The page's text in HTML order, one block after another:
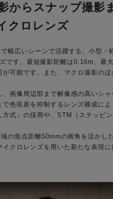
からスナップ撮影
クロレンズ
広いシーンで活躍する、小型・
す。最短撮影距離は0.16m、最
可能です。また、マクロ撮影の
画像周辺部まで解像感の高いシ
色収差を抑制するレンズ構成に
式」の採用や、STM（ステッピ
焦点距離50mmの画角を活かし
クロレンズを用いた新たな表現